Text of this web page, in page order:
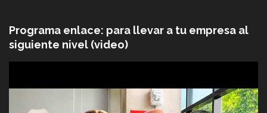
Programa enlace: para llevar a tu empresa al
siguiente nivel (video)